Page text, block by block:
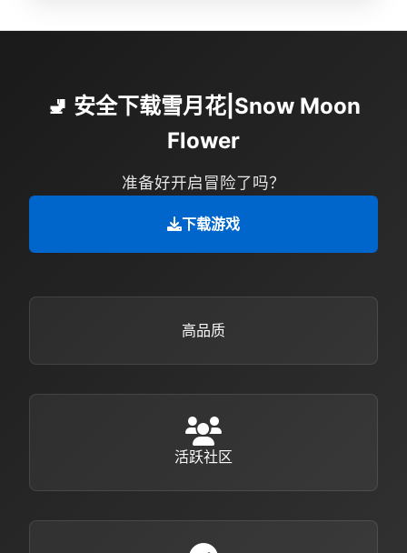
🚽 安全下载雪月花|Snow Moon
Flower
准备好开启冒险了吗？
下载游戏
高品质
活跃社区